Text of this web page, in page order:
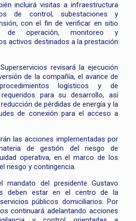
incluirá visitas a infraestructura
de control, subestaciones y
con el fin de verificar en sitio
de operación, monitoreo y
activos destinados a la prestación
revisará la ejecución
de la compañía, el avance de
logísticos y de
requeridos para su desarrollo, así
de pérdidas de energía y la
de conexión para el acceso a
las acciones implementadas por
de gestión del riesgo de
operativa, en el marco de los
riesgo y contingencia.
mandato del presidente Gustavo
deben estar en el centro de la
públicos domiciliarios. Por
continuará adelantando acciones